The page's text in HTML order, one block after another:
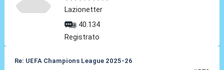
Lazionetter
40.134
Registrato
Re: UEFA Champions League 2025-26